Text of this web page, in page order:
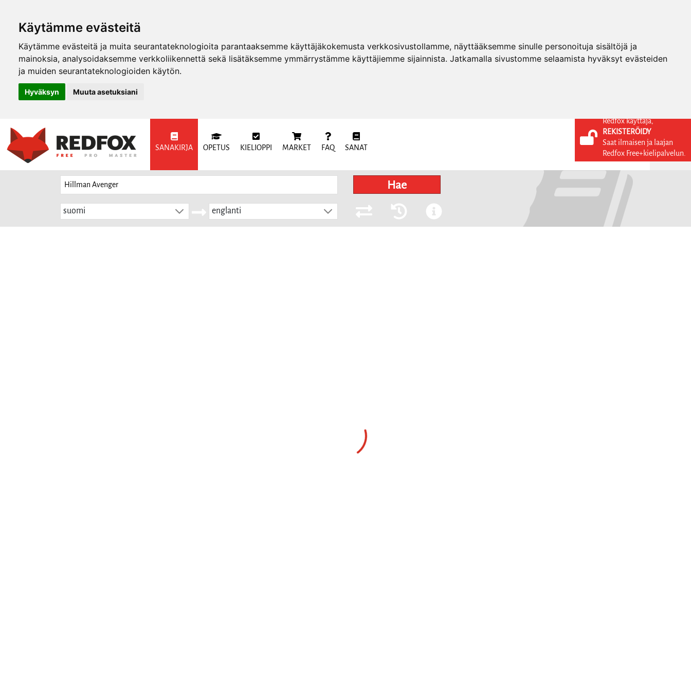
Käytämme evästeitä
Käytämme evästeitä ja muita seurantateknologioita parantaaksemme käyttäjäkokemusta verkkosivustollamme, näyttääksemme sinulle personoituja sisältöjä ja
mainoksia, analysoidaksemme verkkoliikennettä sekä lisätäksemme ymmärrystämme käyttäjiemme sijainnista. Jatkamalla sivustomme selaamista hyväksyt evästeiden
ja muiden seurantateknologioiden käytön.
Hyväksyn Muuta asetuksiani
SANAKIRJA OPETUS KIELIOPPI MARKET FAQ SANAT
KIRJAUDU SISÄÄN
REKISTERÖIDY
Hae
suomi englanti
Redfox käyttäjä,
REKISTERÖIDY
Saat ilmaisen ja laajan
Redfox Free+kielipalvelun.